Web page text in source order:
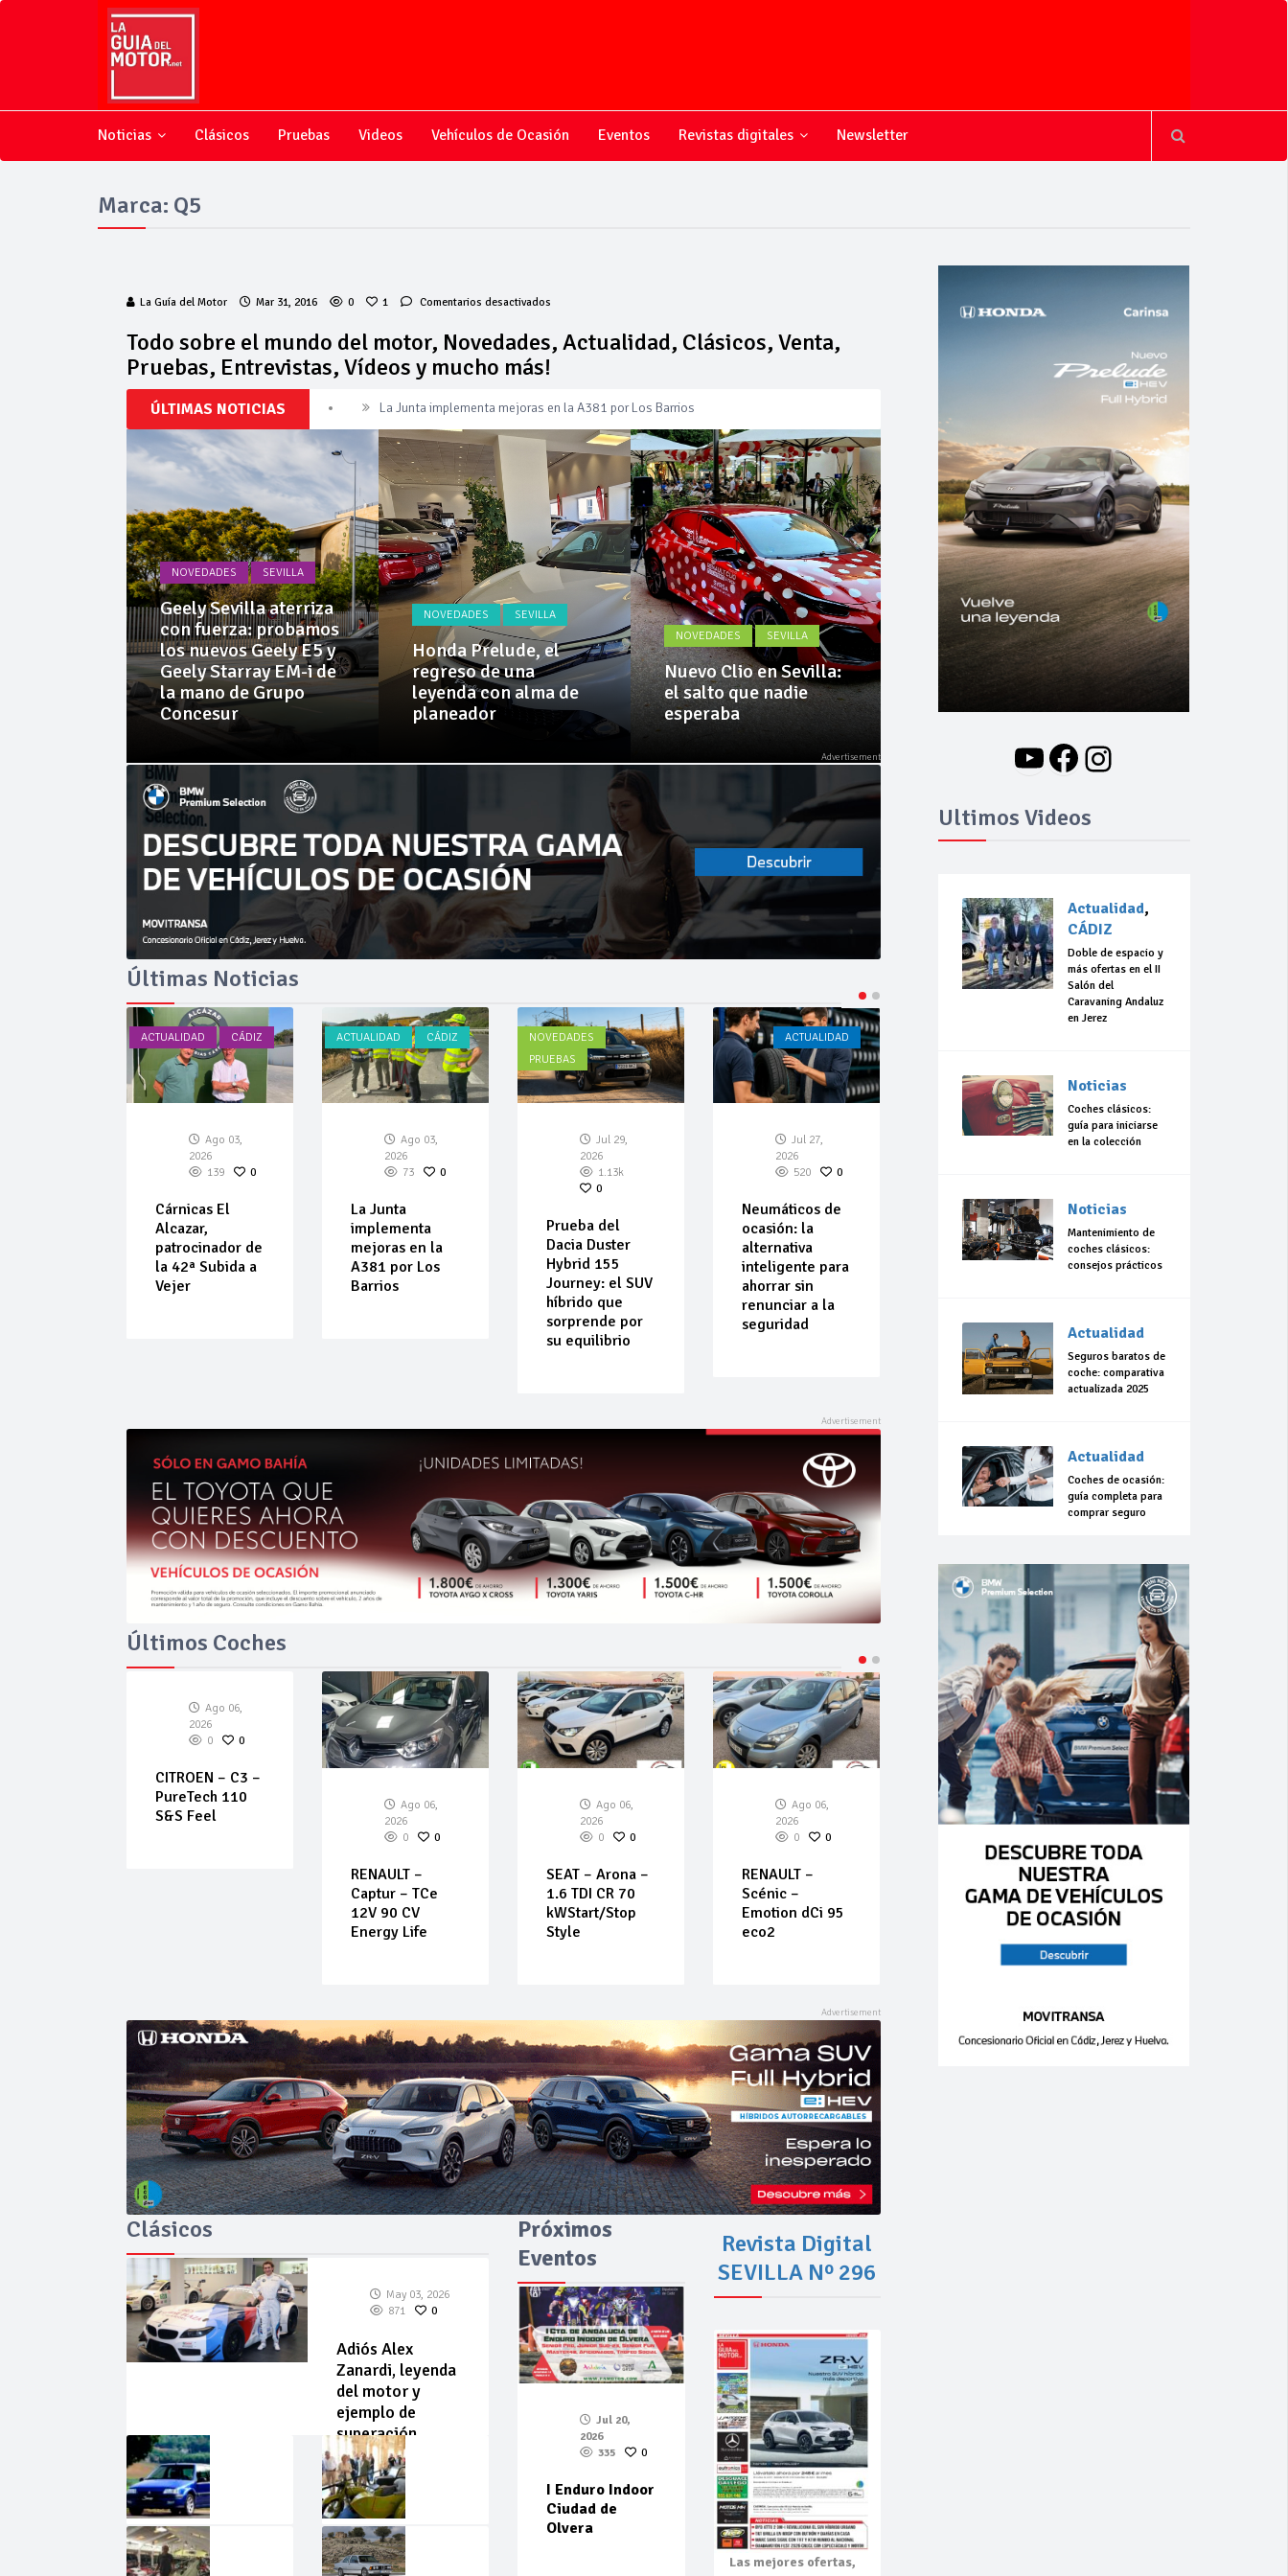
Noticias Clásicos Pruebas Videos Vehículos de Ocasión Eventos Revistas digitales Newsletter
Marca: Q5
La Guía del Motor Mar 31, 2016 0 1 Comentarios desactivadosen
sobre
el
motor,
Novedades,
Actualidad,
Clásicos,
Venta,
Pruebas,
Entrevistas,
Vídeos
y
mucho
más!
Todo sobre el mundo del motor, Novedades, Actualidad, Clásicos, Venta,
Pruebas, Entrevistas, Vídeos y mucho más!
ÚLTIMAS NOTICIAS La Junta implementa mejoras en la A381 por Los Barrios
Invercar amplía su flota de vehículos de manos de Cadimar
Cárnicas El Alcazar, patrocinador de la 42ª Subida a Vejer
NOVEDADES SEVILLA
Geely Sevilla aterriza
con fuerza: probamos
los nuevos Geely E5 y
Geely Starray EM-i de
la mano de Grupo
Concesur
NOVEDADES SEVILLA
Honda Prelude, el
regreso de una
leyenda con alma de
planeador
NOVEDADES SEVILLA
Nuevo Clio en Sevilla:
el salto que nadie
esperaba
NOVEDADES
Nuevo BMW i3: Y
finalmente el Serie 3
se hizo eléctrico
Últimas Noticias
ACTUALIDAD CÁDIZ
Ago 03,
2026
139
0
Cárnicas El
Alcazar,
patrocinador de
la 42ª Subida a
Vejer
ACTUALIDAD CÁDIZ
Ago 03,
2026
73
0
La Junta
implementa
mejoras en la
A381 por Los
Barrios
NOVEDADES
PRUEBAS
Jul 29,
2026
1.13k
0
Prueba del
Dacia Duster
Hybrid 155
Journey: el SUV
híbrido que
sorprende por
su equilibrio
ACTUALIDAD
Jul 27,
2026
520
0
Neumáticos de
ocasión: la
alternativa
inteligente para
ahorrar sin
renunciar a la
seguridad
Jul 23,
La 42ª Subida a
Vejer comienza
a perfilarse
con el sueño de
organizar una
carrera en
Últimos Coches
Ago 06,
2026
0
0
CITROEN – C3 –
PureTech 110
S&S Feel
Ago 06,
2026
0
0
RENAULT –
Captur – TCe
12V 90 CV
Energy Life
Ago 06,
2026
0
0
SEAT – Arona –
1.6 TDI CR 70
kWStart/Stop
Style
Ago 06,
2026
0
0
RENAULT –
Scénic –
Emotion dCi 95
eco2
Ago 06,
2026
Mégane – 1.9
dCi 5p. Confort
Authentique
2026
Outlander –
Clásicos
May 03, 2026
871
0
Adiós Alex
Zanardi, leyenda
del motor y
ejemplo de
superación
May
Abr
Próximos
Eventos
Jul 20,
2026
335
0
I Enduro Indoor
Ciudad de
Olvera
Revista Digital
SEVILLA Nº 296
Las mejores ofertas,
YouTube
Facebook
Instagram
Ultimos Videos
Actualidad,
CÁDIZ
Doble de espacio y
más ofertas en el II
Salón del
Caravaning Andaluz
en Jerez
Noticias
Coches clásicos:
guía para iniciarse
en la colección
Noticias
Mantenimiento de
coches clásicos:
consejos prácticos
Actualidad
Seguros baratos de
coche: comparativa
actualizada 2025
Actualidad
Coches de ocasión:
guía completa para
comprar seguro